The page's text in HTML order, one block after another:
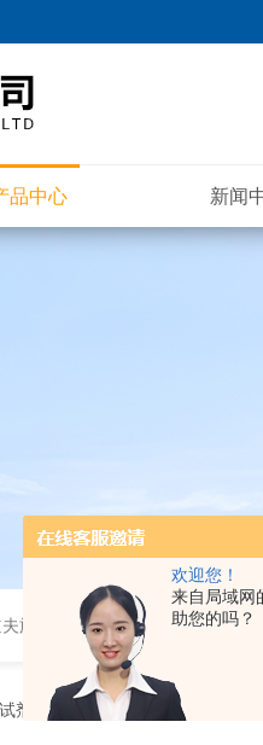
欢迎您！
来自局域网
助您的吗？
品中心 新闻
旋转蒸发仪
剂盒> 大鼠水通道蛋白2（AQP-